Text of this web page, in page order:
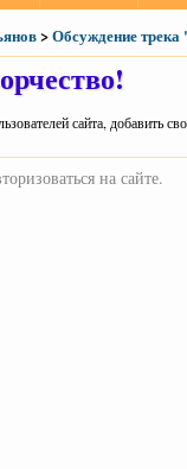
>Обсуждение
сайта, добавить
на сайте.